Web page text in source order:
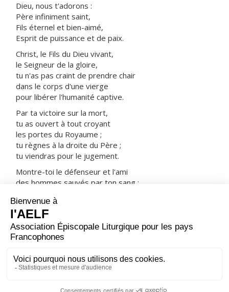
Dieu, nous t'adorons :
Père infiniment saint,
Fils éternel et bien-aimé,
Esprit de puissance et de paix.
Christ, le Fils du Dieu vivant,
le Seigneur de la gloire,
tu n'as pas craint de prendre chair
dans le corps d'une vierge
pour libérer l'humanité captive.
Par ta victoire sur la mort,
tu as ouvert à tout croyant
les portes du Royaume ;
tu règnes à la droite du Père ;
tu viendras pour le jugement.
Montre-toi le défenseur et l'ami
des hommes sauvés par ton sang :
dans ta joie et dans ta lumière.
ORAISON
Dieu de puissance et de miséricorde, c'est ta grâce qui
accorde-nous de progresser, sans que rien nous
arrête, vers les biens que tu promets.